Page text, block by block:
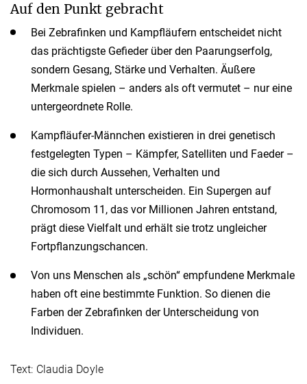
Auf den Punkt gebracht
Bei Zebrafinken und Kampfläufern entscheidet nicht
das prächtigste Gefieder über den Paarungserfolg,
sondern Gesang, Stärke und Verhalten. Äußere
Merkmale spielen – anders als oft vermutet – nur eine
untergeordnete Rolle.
Kampfläufer-Männchen existieren in drei genetisch
festgelegten Typen – Kämpfer, Satelliten und Faeder –
die sich durch Aussehen, Verhalten und
Hormonhaushalt unterscheiden. Ein Supergen auf
Chromosom 11, das vor Millionen Jahren entstand,
prägt diese Vielfalt und erhält sie trotz ungleicher
Fortpflanzungschancen.
Von uns Menschen als „schön“ empfundene Merkmale
haben oft eine bestimmte Funktion. So dienen die
Farben der Zebrafinken der Unterscheidung von
Individuen.
Text: Claudia Doyle